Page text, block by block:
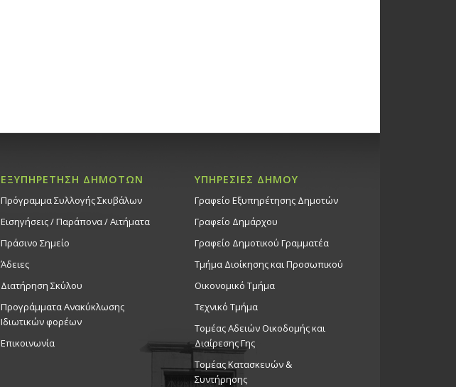
ΕΞΥΠΗΡΕΤΗΣΗ ΔΗΜΟΤΩΝ
Πρόγραμμα Συλλογής Σκυβάλων
Εισηγήσεις / Παράπονα / Αιτήματα
Πράσινο Σημείο
Άδειες
Διατήρηση Σκύλου
Προγράμματα Ανακύκλωσης
Ιδιωτικών φορέων
Επικοινωνία
ΥΠΗΡΕΣΙΕΣ ΔΗΜΟΥ
Γραφείο Εξυπηρέτησης Δημοτών
Γραφείο Δημάρχου
Γραφείο Δημοτικού Γραμματέα
Τμήμα Διοίκησης και Προσωπικού
Οικονομικό Τμήμα
Τεχνικό Τμήμα
Τομέας Αδειών Οικοδομής και
Διαίρεσης Γης
Τομέας Κατασκευών &
Συντήρησης